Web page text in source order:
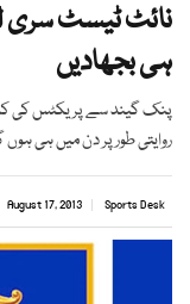
نائٹ ٹیسٹ سری
ہی بجھادیں
پنک گیند سے پریکٹس کی
روایتی طور پر دن میں ہی
Sports Desk
August 17, 2013